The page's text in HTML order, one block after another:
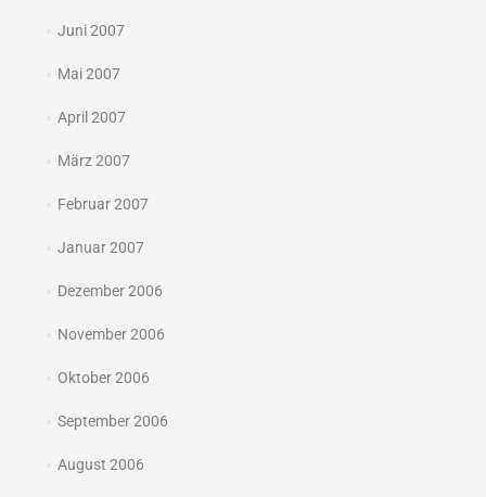
Juni 2007
Mai 2007
April 2007
März 2007
Februar 2007
Januar 2007
Dezember 2006
November 2006
Oktober 2006
September 2006
August 2006